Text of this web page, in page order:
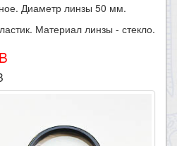
Диаметр линзы 50 мм.
Материал линзы - стекло.